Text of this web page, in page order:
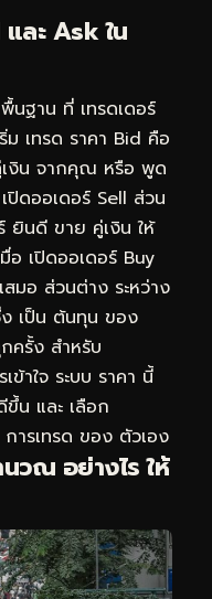
และ Ask ใน
นฐาน ที่ เทรดเดอร์
เทรด ราคา Bid คือ
เงิน จากคุณ หรือ พูด
ปิดออเดอร์ Sell ส่วน
ยินดี ขาย คู่เงิน ให้
เปิดออเดอร์ Buy
มอ ส่วนต่าง ระหว่าง
เป็น ต้นทุน ของ
ครั้ง สำหรับ
ข้าใจ ระบบ ราคา นี้
ขึ้น และ เลือก
ารเทรด ของ ตัวเอง
วณ อย่างไร ให้